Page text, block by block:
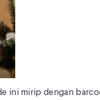
ini mirip dengan